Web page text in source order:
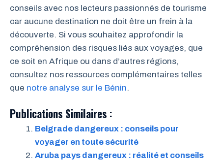
conseils avec nos lecteurs passionnés de tourisme
car aucune destination ne doit être un frein à la
découverte. Si vous souhaitez approfondir la
compréhension des risques liés aux voyages, que
ce soit en Afrique ou dans d’autres régions,
consultez nos ressources complémentaires telles
que notre analyse sur le Bénin.
Publications Similaires :
Belgrade dangereux : conseils pour
voyager en toute sécurité
Aruba pays dangereux : réalité et conseils